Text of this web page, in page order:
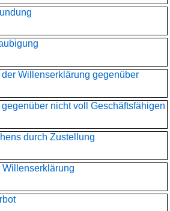
Willenserklärung gegenüber
nicht voll Geschäftsfähigen
durch Zustellung